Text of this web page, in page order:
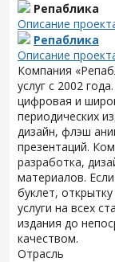
Репаблика
Описание
Репаблика
Описание
Компания
услуг с 2002
цифровая и
периодических
дизайн, флэш
презентаций.
разработка,
материалов.
буклет,
услуги на всех
издания до
качеством.
Отрасль